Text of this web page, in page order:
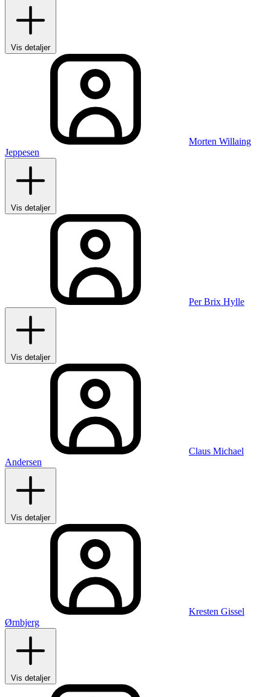
Vis detaljer
Morten Willaing
Jeppesen
Vis detaljer
Per Brix Hylle
Vis detaljer
Claus Michael
Andersen
Vis detaljer
Kresten Gissel
Ørnbjerg
Vis detaljer